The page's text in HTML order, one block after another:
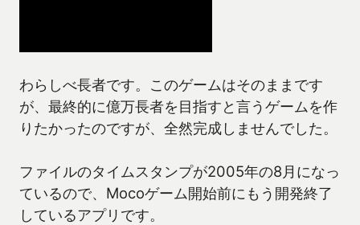
わらしべ長者です。このゲームはそのままです
が、最終的に億万長者を目指すと言うゲームを作
りたかったのですが、全然完成しませんでした。
ファイルのタイムスタンプが2005年の8月になっ
ているので、Mocoゲーム開始前にもう開発終了
しているアプリです。